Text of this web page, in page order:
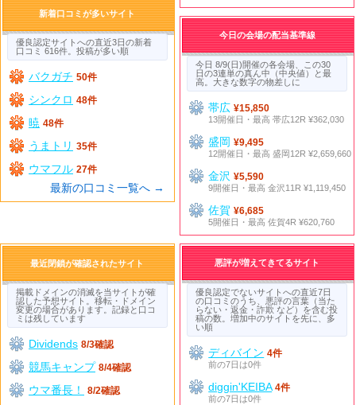
新着口コミが多いサイト
優良認定サイトへの直近3日の新着
口コミ 616件。投稿が多い順
バクガチ 50件
シンクロ 48件
暁 48件
うまトリ 35件
ウマフル 27件
最新の口コミ一覧へ →
今日の会場の配当基準線
今日 8/9(日)開催の各会場、この30
日の3連単の真ん中（中央値）と最
高。大きな数字の物差しに
帯広¥15,850
13開催日・最高 帯広12R ¥362,030
盛岡¥9,495
12開催日・最高 盛岡12R ¥2,659,660
金沢¥5,590
9開催日・最高 金沢11R ¥1,119,450
佐賀¥6,685
5開催日・最高 佐賀4R ¥620,760
悪評が増えてきてるサイト
優良認定でないサイトへの直近7日
の口コミのうち、悪評の言葉（当た
らない・返金・詐欺 など）を含む投
稿の数。増加中のサイトを先に、多
い順
ディバイン 4件
前の7日は0件
diggin'KEIBA 4件
前の7日は0件
最近閉鎖が確認されたサイト
掲載ドメインの消滅を当サイトが確
認した予想サイト。移転・ドメイン
変更の場合があります。記録と口コ
ミは残しています
Dividends 8/3確認
競馬キャンプ 8/4確認
ウマ番長！ 8/2確認